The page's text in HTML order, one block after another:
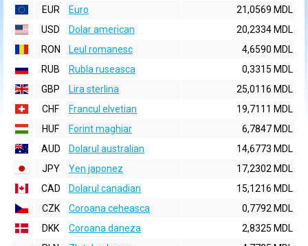
EUR
Euro
21,0569 MDL
USD
Dolar american
20,2334 MDL
RON
Leul romanesc
4,6590 MDL
RUB
Rubla ruseasca
0,3315 MDL
GBP
Lira sterlina
25,0116 MDL
CHF
Francul elvetian
19,7111 MDL
HUF
Forint maghiar
6,7847 MDL
AUD
Dolarul australian
14,6773 MDL
JPY
Yen japonez
17,2302 MDL
CAD
Dolarul canadian
15,1216 MDL
CZK
Coroana ceheasca
0,7792 MDL
DKK
Coroana daneza
2,8325 MDL